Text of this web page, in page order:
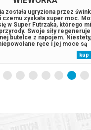
aktorski wytwórni Disney
nominowanego do Oscara
pod tym samym tytułem.
dziewczyny, która na
po raz pierwszy opuszcza
Motonui i udaje się w
podróż, by ratować swoje
jest Thomas Kail
Emmy i Tony.*******
kup